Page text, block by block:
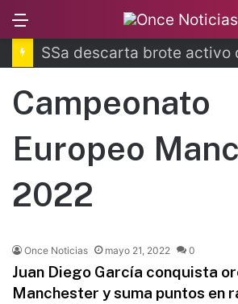
Campeonato
Europeo
2022
Once Noticias mayo 21, 2022 0
Juan Diego García conquista
Manchester y suma puntos en